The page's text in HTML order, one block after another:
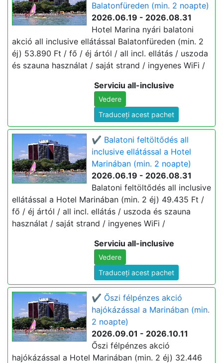
Balatonfüreden (min. 2 noapte)
2026.06.19 - 2026.08.31
Hotel Marina nyári balatoni
akció all inclusive ellátással Balatonfüreden (min. 2
éj) 53.890 Ft / fő / éj ártól / all incl. ellátás / uszoda
és szauna használat / saját strand / ingyenes WiFi /
Serviciu all-inclusive
Vedere
Traduceți acest pachet
✔️ Balatoni feltöltődés all
inclusive ellátással a Hotel
Marinában (min. 2 noapte)
2026.06.19 - 2026.08.31
Balatoni feltöltődés all inclusive
ellátással a Hotel Marinában (min. 2 éj) 49.435 Ft /
fő / éj ártól / all incl. ellátás / uszoda és szauna
használat / saját strand / ingyenes WiFi /
Serviciu all-inclusive
Vedere
Traduceți acest pachet
✔️ Őszi félpénzes akció
hajókázással a Marinában (min.
2 noapte)
2026.09.01 - 2026.10.11
Őszi félpénzes akció
hajókázással a Hotel Marinában (min. 2 éj) 32.446